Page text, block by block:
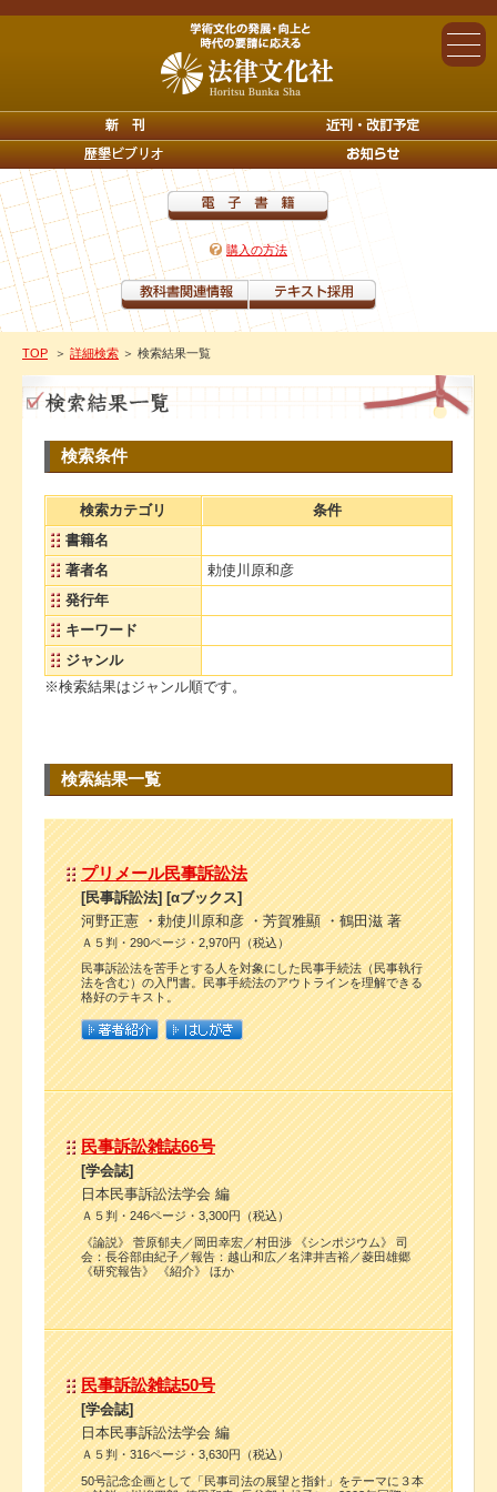
購入の方法
TOP ＞ 詳細検索 ＞ 検索結果一覧
検索条件
検索カテゴリ
条件
書籍名
著者名
勅使川原和彦
発行年
キーワード
ジャンル
※検索結果はジャンル順です。
検索結果一覧
プリメール民事訴訟法
[民事訴訟法] [αブックス]
河野正憲 ・勅使川原和彦 ・芳賀雅顯 ・鶴田滋 著
Ａ５判・290ページ・2,970円（税込）
民事訴訟法を苦手とする人を対象にした民事手続法（民事執行
法を含む）の入門書。民事手続法のアウトラインを理解できる
格好のテキスト。
民事訴訟雑誌66号
[学会誌]
日本民事訴訟法学会 編
Ａ５判・246ページ・3,300円（税込）
《論説》 菅原郁夫／岡田幸宏／村田渉 《シンポジウム》 司
会：長谷部由紀子／報告：越山和広／名津井吉裕／菱田雄郷
《研究報告》 《紹介》 ほか
民事訴訟雑誌50号
[学会誌]
日本民事訴訟法学会 編
Ａ５判・316ページ・3,630円（税込）
50号記念企画として「民事司法の展望と指針」をテーマに３本